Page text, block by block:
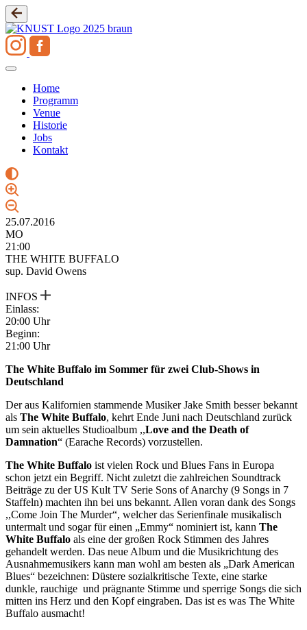
Zum
Inhalt
springen
Home
Programm
Venue
Historie
Jobs
Kontakt
25.07.2016
MO
21:00
THE WHITE BUFFALO
sup. David Owens
INFOS
Einlass:
20:00 Uhr
Beginn:
21:00 Uhr
The White Buffalo im Sommer für zwei Club-Shows in
Deutschland
Der aus Kalifornien stammende Musiker Jake Smith besser bekannt
als The White Buffalo, kehrt Ende Juni nach Deutschland zurück
um sein aktuelles Studioalbum ,,Love and the Death of
Damnation“ (Earache Records) vorzustellen.
The White Buffalo ist vielen Rock und Blues Fans in Europa
schon jetzt ein Begriff. Nicht zuletzt die zahlreichen Soundtrack
Beiträge zu der US Kult TV Serie Sons of Anarchy (9 Songs in 7
Staffeln) machten ihn bei uns bekannt. Allen voran dank des Songs
,,Come Join The Murder“, welcher das Serienfinale musikalisch
untermalt und sogar für einen „Emmy“ nominiert ist, kann The
White Buffalo als eine der großen Rock Stimmen des Jahres
gehandelt werden. Das neue Album und die Musikrichtung des
Ausnahmemusikers kann man wohl am besten als „Dark American
Blues“ bezeichnen: Düstere sozialkritische Texte, eine starke
dunkle, rauchige und prägnante Stimme und sperrige Songs die sich
mitten ins Herz und den Kopf eingraben. Das ist es was The White
Buffalo ausmacht!